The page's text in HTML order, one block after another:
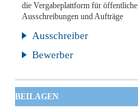
die Vergabeplattform für öffentliche
Ausschreibungen und Aufträge
Ausschreiber
Bewerber
BEILAGEN